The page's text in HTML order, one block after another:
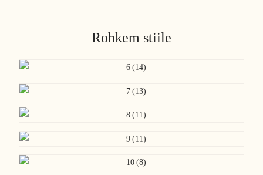
Rohkem stiile